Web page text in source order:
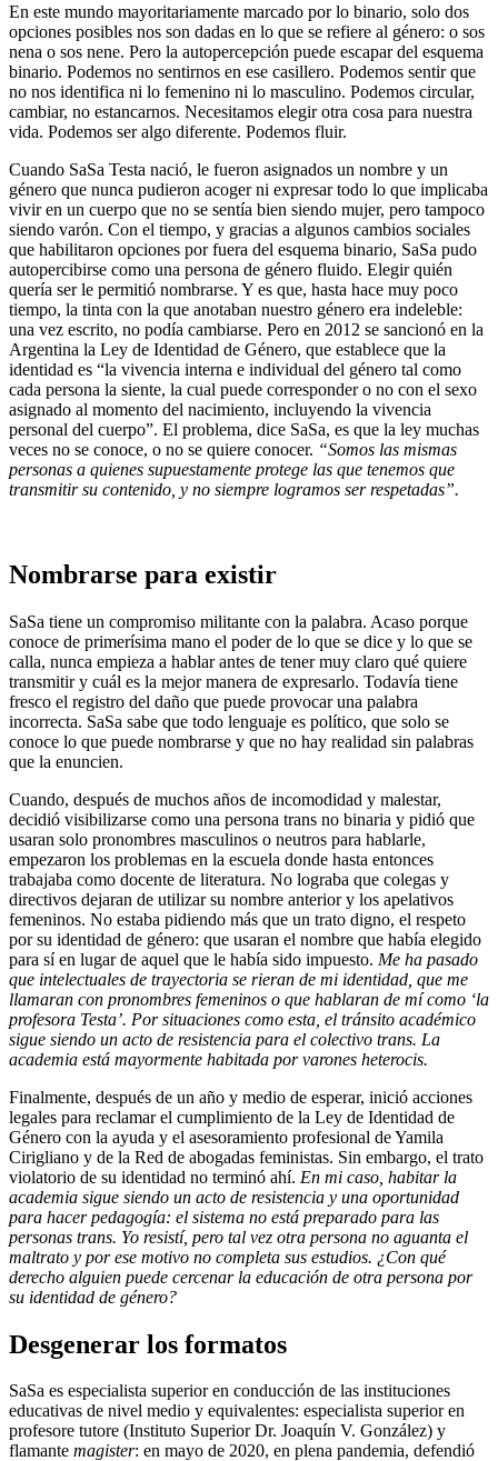
En este mundo mayoritariamente marcado por lo binario, solo dos
opciones posibles nos son dadas en lo que se refiere al género: o sos
nena o sos nene. Pero la autopercepción puede escapar del esquema
binario. Podemos no sentirnos en ese casillero. Podemos sentir que
no nos identifica ni lo femenino ni lo masculino. Podemos circular,
cambiar, no estancarnos. Necesitamos elegir otra cosa para nuestra
vida. Podemos ser algo diferente. Podemos fluir.
Cuando SaSa Testa nació, le fueron asignados un nombre y un
género que nunca pudieron acoger ni expresar todo lo que implicaba
vivir en un cuerpo que no se sentía bien siendo mujer, pero tampoco
siendo varón. Con el tiempo, y gracias a algunos cambios sociales
que habilitaron opciones por fuera del esquema binario, SaSa pudo
autopercibirse como una persona de género fluido. Elegir quién
quería ser le permitió nombrarse. Y es que, hasta hace muy poco
tiempo, la tinta con la que anotaban nuestro género era indeleble:
una vez escrito, no podía cambiarse. Pero en 2012 se sancionó en la
Argentina la Ley de Identidad de Género, que establece que la
identidad es “la vivencia interna e individual del género tal como
cada persona la siente, la cual puede corresponder o no con el sexo
asignado al momento del nacimiento, incluyendo la vivencia
personal del cuerpo”. El problema, dice SaSa, es que la ley muchas
veces no se conoce, o no se quiere conocer. “Somos las mismas
personas a quienes supuestamente protege las que tenemos que
transmitir su contenido, y no siempre logramos ser respetadas”.
Nombrarse para existir
SaSa tiene un compromiso militante con la palabra. Acaso porque
conoce de primerísima mano el poder de lo que se dice y lo que se
calla, nunca empieza a hablar antes de tener muy claro qué quiere
transmitir y cuál es la mejor manera de expresarlo. Todavía tiene
fresco el registro del daño que puede provocar una palabra
incorrecta. SaSa sabe que todo lenguaje es político, que solo se
conoce lo que puede nombrarse y que no hay realidad sin palabras
que la enuncien.
Cuando, después de muchos años de incomodidad y malestar,
decidió visibilizarse como una persona trans no binaria y pidió que
usaran solo pronombres masculinos o neutros para hablarle,
empezaron los problemas en la escuela donde hasta entonces
trabajaba como docente de literatura. No lograba que colegas y
directivos dejaran de utilizar su nombre anterior y los apelativos
femeninos. No estaba pidiendo más que un trato digno, el respeto
por su identidad de género: que usaran el nombre que había elegido
para sí en lugar de aquel que le había sido impuesto. Me ha pasado
que intelectuales de trayectoria se rieran de mi identidad, que me
llamaran con pronombres femeninos o que hablaran de mí como ‘la
profesora Testa’. Por situaciones como esta, el tránsito académico
sigue siendo un acto de resistencia para el colectivo trans. La
academia está mayormente habitada por varones heterocis.
Finalmente, después de un año y medio de esperar, inició acciones
legales para reclamar el cumplimiento de la Ley de Identidad de
Género con la ayuda y el asesoramiento profesional de Yamila
Cirigliano y de la Red de abogadas feministas. Sin embargo, el trato
violatorio de su identidad no terminó ahí. En mi caso, habitar la
academia sigue siendo un acto de resistencia y una oportunidad
para hacer pedagogía: el sistema no está preparado para las
personas trans. Yo resistí, pero tal vez otra persona no aguanta el
maltrato y por ese motivo no completa sus estudios. ¿Con qué
derecho alguien puede cercenar la educación de otra persona por
su identidad de género?
Desgenerar los formatos
SaSa es especialista superior en conducción de las instituciones
educativas de nivel medio y equivalentes: especialista superior en
profesore tutore (Instituto Superior Dr. Joaquín V. González) y
flamante magister: en mayo de 2020, en plena pandemia, defendió